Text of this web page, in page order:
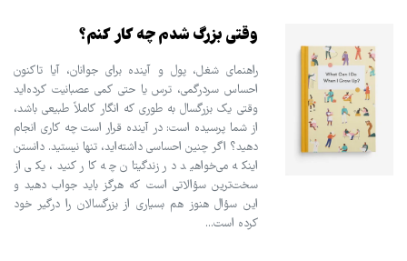
وقتی بزرگ شدم چه کار کنم؟
راهنمای شغل، پول و آینده برای جوانان، آیا تاکنون
احساس سردرگمی، ترس یا حتی کمی عصبانیت کرده‌اید
وقتی یک بزرگسال به طوری که انگار کاملاً طبیعی باشد،
از شما پرسیده است: در آینده قرار است چه کاری انجام
دهید؟ اگر چنین احساسی داشته‌اید، تنها نیستید. دانستن
اینکه می‌خواهید در زندگیتان چه کار کنید، یکی از
سخت‌ترین سؤالاتی است که هرگز باید جواب دهید و
این سؤال هنوز هم بسیاری از بزرگسالان را درگیر خود
کرده است...